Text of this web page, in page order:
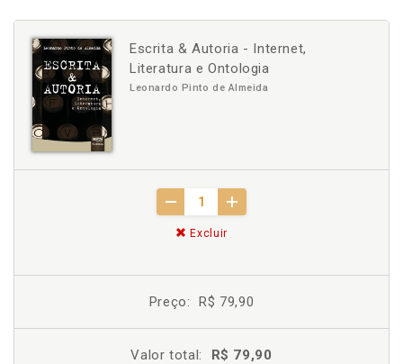
Escrita & Autoria - Internet,
Literatura e Ontologia
Leonardo Pinto de Almeida
Excluir
Preço: R$ 79,90
Valor total: R$ 79,90